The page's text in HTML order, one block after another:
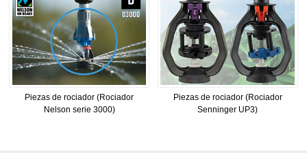
Piezas de rociador (Rociador
Nelson serie 3000)
Piezas de rociador (Rociador
Senninger UP3)